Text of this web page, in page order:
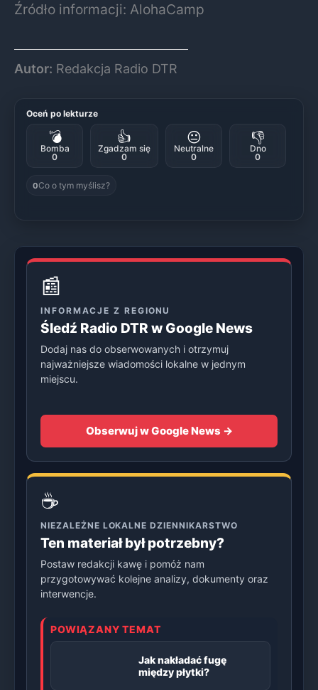
Źródło informacji: AlohaCamp
Autor: Redakcja Radio DTR
Oceń po lekturze
💣
Bomba
0
👍
Zgadzam się
0
😐
Neutralne
0
👎
Dno
0
0Co o tym myślisz?
📰
INFORMACJE Z REGIONU
Śledź Radio DTR w Google News
Dodaj nas do obserwowanych i otrzymuj
najważniejsze wiadomości lokalne w jednym
miejscu.
Obserwuj w Google News →
☕
NIEZALEŻNE LOKALNE DZIENNIKARSTWO
Ten materiał był potrzebny?
Postaw redakcji kawę i pomóż nam
przygotowywać kolejne analizy, dokumenty oraz
interwencje.
POWIĄZANY TEMAT
Jak nakładać fugę
między płytki?